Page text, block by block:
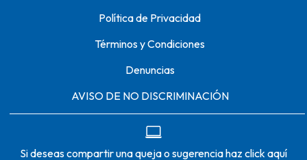
Política de Privacidad
Términos y Condiciones
Denuncias
AVISO DE NO DISCRIMINACIÓN
Si deseas compartir una queja o sugerencia haz click aquí